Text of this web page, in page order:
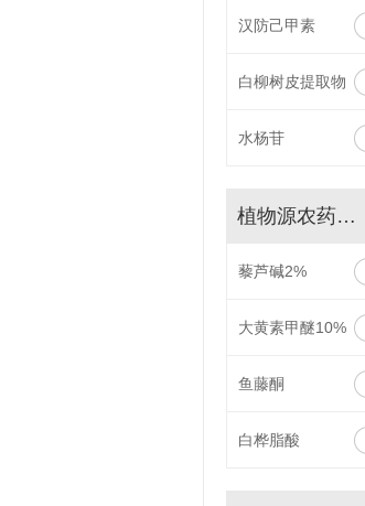
汉防己甲素
白柳树皮提取物
水杨苷
植物源农药原料
藜芦碱2%
大黄素甲醚10%
鱼藤酮
白桦脂酸